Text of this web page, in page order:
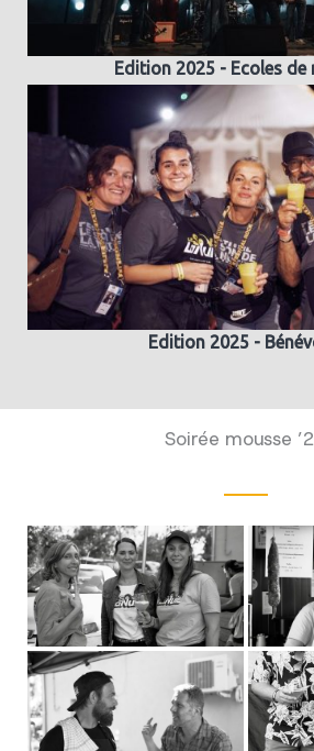
Edition 2025 - Ecoles de
Edition 2025 -
Soirée mousse